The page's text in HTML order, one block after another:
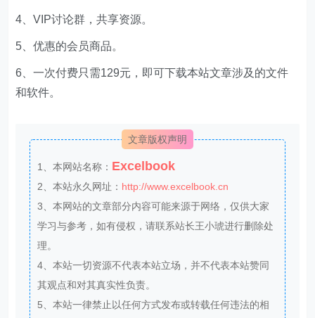
4、VIP讨论群，共享资源。
5、优惠的会员商品。
6、一次付费只需129元，即可下载本站文章涉及的文件
和软件。
文章版权声明
1、本网站名称： Excelbook
2、本站永久网址： http://www.excelbook.cn
3、本网站的文章部分内容可能来源于网络，仅供大家
学习与参考，如有侵权，请联系站长王小琥进行删除处
理。
4、本站一切资源不代表本站立场，并不代表本站赞同
其观点和对其真实性负责。
5、本站一律禁止以任何方式发布或转载任何违法的相